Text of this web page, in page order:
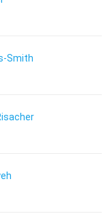
Smith